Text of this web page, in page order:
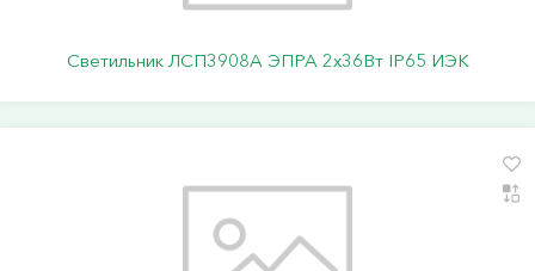
Светильник ЛСП3908A ЭПРА 2х36Вт IP65 ИЭК